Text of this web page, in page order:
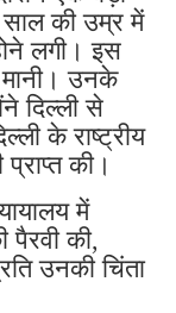
साल की उम्र में
लगी। इस
मानी। उनके
दिल्ली से
के राष्ट्रीय
प्राप्त की।
में
पैरवी की,
उनकी चिंता